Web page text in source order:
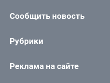
Сообщить новость
Рубрики
Реклама на сайте